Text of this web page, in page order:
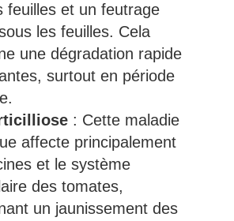
feuilles et un feutrage
les feuilles. Cela
une dégradation rapide
surtout en période
: Cette maladie
affecte principalement
et le système
des tomates,
un jaunissement des